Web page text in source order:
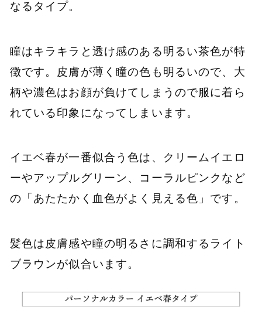
なるタイプ。
瞳はキラキラと透け感のある明るい茶色が特
徴です。皮膚が薄く瞳の色も明るいので、大
柄や濃色はお顔が負けてしまうので服に着ら
れている印象になってしまいます。
イエベ春が一番似合う色は、クリームイエロ
ーやアップルグリーン、コーラルピンクなど
の「あたたかく血色がよく見える色」です。
髪色は皮膚感や瞳の明るさに調和するライト
ブラウンが似合います。